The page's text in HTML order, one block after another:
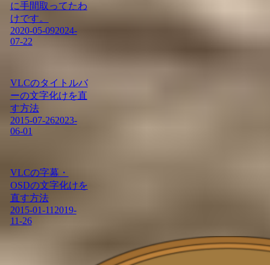
に手間取ってたわ
けです。
2020-05-092024-
07-22
VLCのタイトルバ
ーの文字化けを直
す方法
2015-07-262023-
06-01
VLCの字幕・
OSDの文字化けを
直す方法
2015-01-11 2019-
11-26